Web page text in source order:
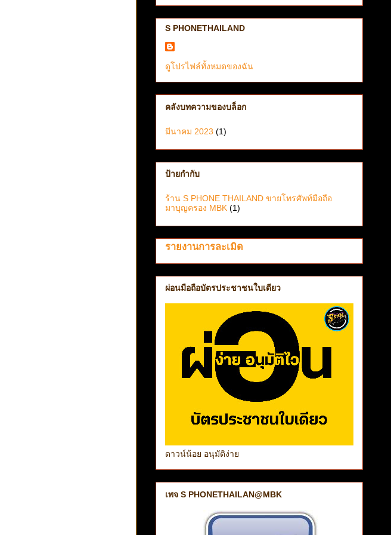
S PHONETHAILAND
ดูโปรไฟล์ทั้งหมดของฉัน
คลังบทความของบล็อก
มีนาคม 2023 (1)
ป้ายกำกับ
ร้าน S PHONE THAILAND ขายโทรศัพท์มือถือ
มาบุญครอง MBK (1)
รายงานการละเมิด
ผ่อนมือถือบัตรประชาชนใบเดียว
ดาวน์น้อย อนุมัติง่าย
เพจ S PHONETHAILAN@MBK